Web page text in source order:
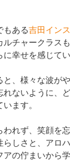
もある吉田イン
ルチャークラス
幸せを感じてい
と、様々な波が
れないように、
ます。
れず、笑顔を
らしさと、アロ
の佇まいから学